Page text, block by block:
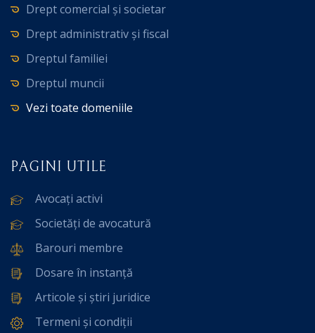
Drept comercial și societar
Drept administrativ și fiscal
Dreptul familiei
Dreptul muncii
Vezi toate domeniile
PAGINI UTILE
Avocați activi
Societăți de avocatură
Barouri membre
Dosare în instanță
Articole și știri juridice
Termeni și condiții